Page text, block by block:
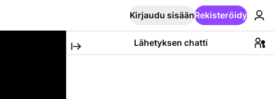
Kirjaudu sisäänRekisteröidy
Lähetyksen chatti